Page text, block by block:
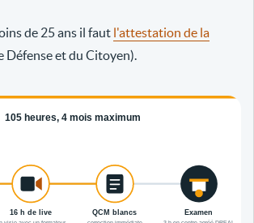
de 25 ans il faut l'attestation de la
Défense et du Citoyen).